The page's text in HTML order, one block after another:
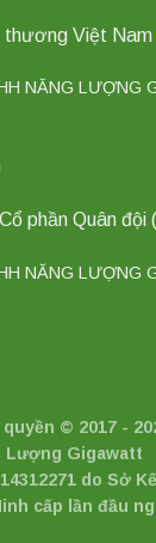
thương Việt
NĂNG LƯỢNG
phần Quân đội
NĂNG LƯỢNG
© 2017 -
Lượng Gigawatt
do Sở
cấp lần đầu